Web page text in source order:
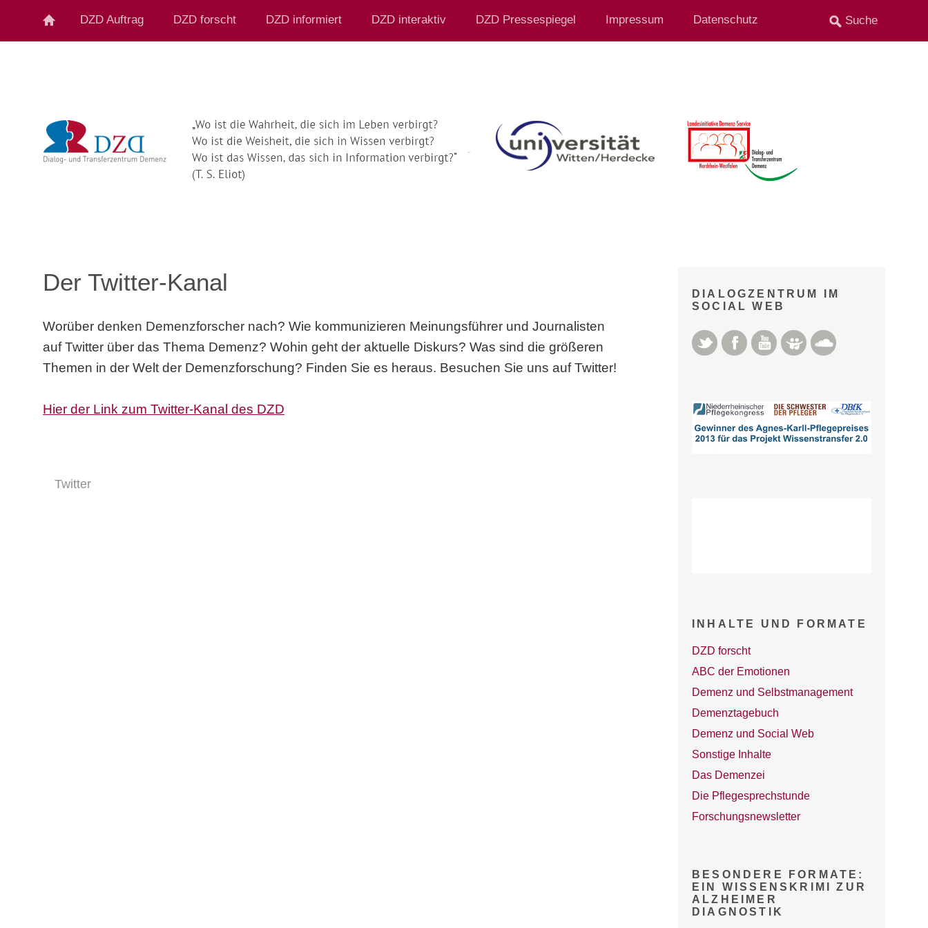
DZD Auftrag DZD forscht DZD informiert DZD interaktiv DZD Pressespiegel Impressum Datenschutz
Der Twitter-Kanal
Worüber denken Demenzforscher nach? Wie kommunizieren Meinungsführer und Journalisten
auf Twitter über das Thema Demenz? Wohin geht der aktuelle Diskurs? Was sind die größeren
Themen in der Welt der Demenzforschung? Finden Sie es heraus. Besuchen Sie uns auf Twitter!
Hier der Link zum Twitter-Kanal des DZD
Twitter
DIALOGZENTRUM IM
SOCIAL WEB
Twitter FacebookYouTubeSlideshare
INHALTE UND FORMATE
DZD forscht
ABC der Emotionen
Demenz und Selbstmanagement
Demenztagebuch
Demenz und Social Web
Sonstige Inhalte
Das Demenzei
Die Pflegesprechstunde
Forschungsnewsletter
BESONDERE FORMATE:
EIN WISSENSKRIMI ZUR
ALZHEIMER
DIAGNOSTIK